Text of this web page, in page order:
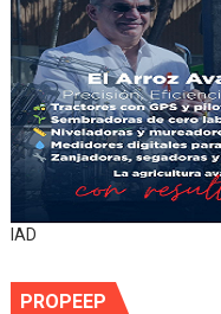
IAD
PROPEEP